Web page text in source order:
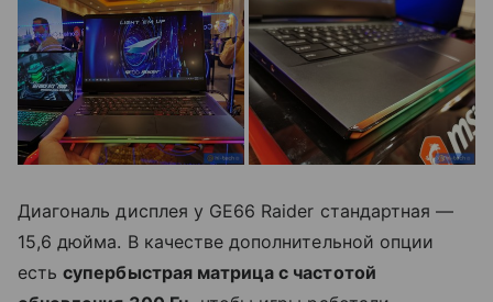
Диагональ дисплея у GE66 Raider стандартная —
15,6 дюйма. В качестве дополнительной опции
естьсупербыстрая матрица с частотой